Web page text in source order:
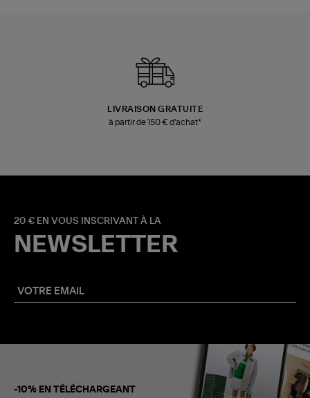
LIVRAISON GRATUITE
à partir de 150 € d'achat*
20 € EN VOUS INSCRIVANT À LA
NEWSLETTER
-10% EN TÉLÉCHARGEANT